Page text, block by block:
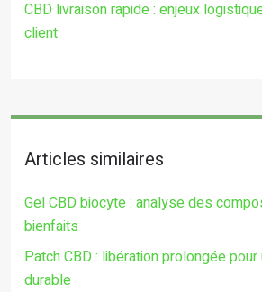
CBD livraison rapide : enjeux
client
Articles similaires
Gel CBD biocyte : analyse des
bienfaits
Patch CBD : libération prolongée
durable